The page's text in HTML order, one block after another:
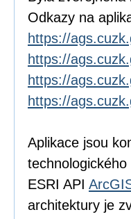
Odkazy na
https://
https://
https://
https://
Aplikace jsou
ESRI API
architektury je